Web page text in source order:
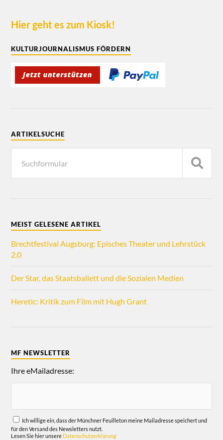
Hier geht es zum Kiosk!
KULTURJOURNALISMUS FÖRDERN
ARTIKELSUCHE
MEIST GELESENE ARTIKEL
Brechtfestival Augsburg: Episches Theater und Lehrstück
2.0
Der Star, das Staatsballett und die Sozialen Medien
Heretic: Kritik zum Film mit Hugh Grant
MF NEWSLETTER
Ihre eMailadresse:
Ich willige ein, dass der Münchner Feuilleton meine Mailadresse speichert und
für den Versand des Newsletters nutzt.
Lesen Sie hier unsere Datenschutzerklärung